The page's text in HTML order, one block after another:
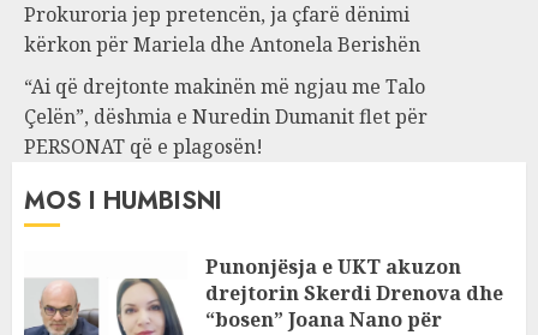
Prokuroria jep pretencën, ja çfarë dënimi
kërkon për Mariela dhe Antonela Berishën
“Ai që drejtonte makinën më ngjau me Talo
Çelën”, dëshmia e Nuredin Dumanit flet për
PERSONAT që e plagosën!
MOS I HUMBISNI
Punonjësja e UKT akuzon
drejtorin Skerdi Drenova dhe
“bosen” Joana Nano për